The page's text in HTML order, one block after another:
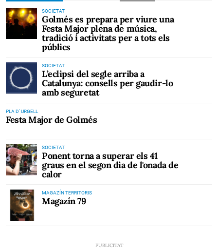
SOCIETAT
Golmés es prepara per viure una
Festa Major plena de música,
tradició i activitats per a tots els
públics
SOCIETAT
L’eclipsi del segle arriba a
Catalunya: consells per gaudir-lo
amb seguretat
PLA D' URGELL
Festa Major de Golmés
SOCIETAT
Ponent torna a superar els 41
graus en el segon dia de l'onada de
calor
MAGAZÍN TERRITORIS
Magazín 79